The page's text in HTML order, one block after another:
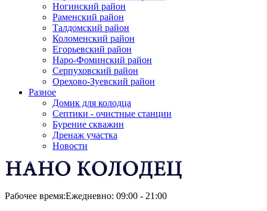
Ногинский район
Раменский район
Талдомский район
Коломенский район
Егорьевский район
Наро-Фоминский район
Серпуховский район
Орехово-Зуевский район
Разное
Домик для колодца
Септики - очистные станции
Бурение скважин
Дренаж участка
Новости
Рабочее время:Ежедневно: 09:00 - 21:00